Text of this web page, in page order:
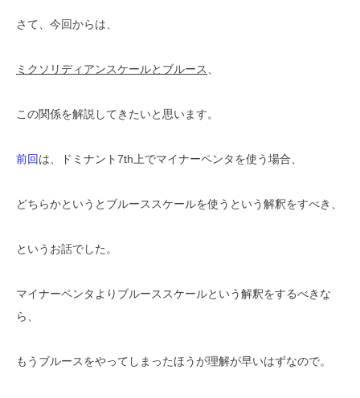
さて、今回からは、
ミクソリディアンスケールとブルース
この関係を解説してきたいと思います。
前回は、ドミナント7th上でマイナーペンタを使う場合、
どちらかというとブルーススケールを使うという解釈をすべき、
というお話でした。
マイナーペンタよりブルーススケールという解釈をするべきな
ら、
もうブルースをやってしまったほうが理解が早いはずなので。